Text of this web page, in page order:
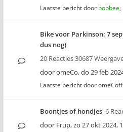
Laatste bericht door bobbee,
Bike voor Parkinson: 7
dus nog)
20 Reacties 30687
dooromeCo,do 29 feb
Laatste bericht door
Boontjes of hondjes 6
door Frup,zo 27 okt 2024,